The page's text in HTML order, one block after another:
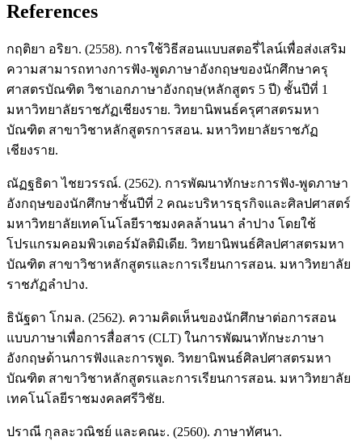
References
กฤติยา อริยา. (2558). การใช้วิธีสอนแบบสตอรี่ไลน์เพื่อส่งเสริม
ความสามารถทางการฟัง-พูดภาษาอังกฤษของนักศึกษาครุ
ศาสตรบัณฑิต วิชาเอกภาษาอังกฤษ(หลักสูตร 5 ปี) ชั้นปีที่ 1
มหาวิทยาลัยราชภัฏเชียงราย. วิทยานิพนธ์ครุศาสตรมหา
บัณฑิต สาขาวิชาหลักสูตรการสอน. มหาวิทยาลัยราชภัฏ
เชียงราย.
ณัฏฐธิดา ไชยวรรณ์. (2562). การพัฒนาทักษะการฟัง-พูดภาษา
อังกฤษของนักศึกษาชั้นปีที่ 2 คณะบริหารธุรกิจและศิลปศาสตร์
มหาวิทยาลัยเทคโนโลยีราชมงคลล้านนา ลำปาง โดยใช้
โปรแกรมคอมพิวเตอร์มัลติมิเดีย. วิทยานิพนธ์ศิลปศาสตรมหา
บัณฑิต สาขาวิชาหลักสูตรและการเรียนการสอน. มหาวิทยาลัย
ราชภัฏลำปาง.
ธินัฐดา โกมล. (2562). ความคิดเห็นของนักศึกษาต่อการสอน
แบบภาษาเพื่อการสื่อสาร (CLT) ในการพัฒนาทักษะภาษา
อังกฤษด้านการฟังและการพูด. วิทยานิพนธ์ศิลปศาสตรมหา
บัณฑิต สาขาวิชาหลักสูตรและการเรียนการสอน. มหาวิทยาลัย
เทคโนโลยีราชมงคลศรีวิชัย.
ปราณี กุลละวณิชย์ และคณะ. (2560). ภาษาทัศนา.